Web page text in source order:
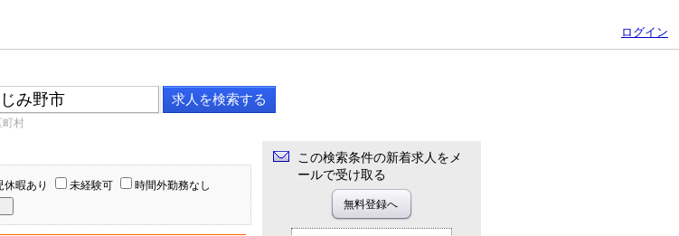
ログイン
村
休暇あり 未経験可 時間外勤務なし
この検索条件の新着求人をメ
ールで受け取る